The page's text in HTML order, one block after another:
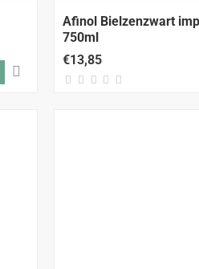
Afinol Bielzenzwart
750ml
€13,85